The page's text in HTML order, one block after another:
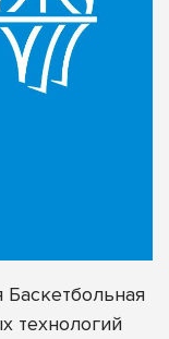
технологий